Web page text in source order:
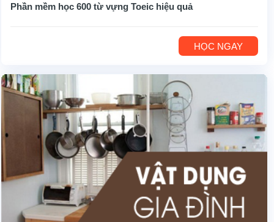
Phần mềm học 600 từ vựng Toeic hiệu quả
HỌC NGAY